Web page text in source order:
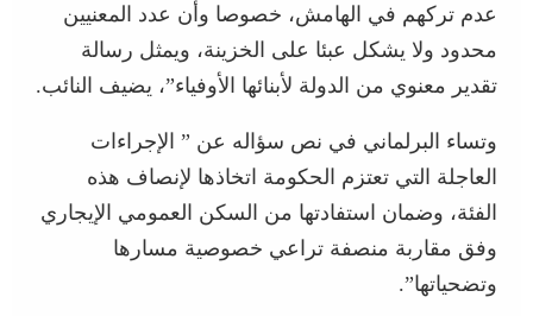
عدم تركهم في الهامش، خصوصا وأن عدد المعنيين
محدود ولا يشكل عبئا على الخزينة، ويمثل رسالة
تقدير معنوي من الدولة لأبنائها الأوفياء”، يضيف النائب.
وتساء البرلماني في نص سؤاله عن ” الإجراءات
العاجلة التي تعتزم الحكومة اتخاذها لإنصاف هذه
الفئة، وضمان استفادتها من السكن العمومي الإيجاري
وفق مقاربة منصفة تراعي خصوصية مسارها
وتضحياتها”.